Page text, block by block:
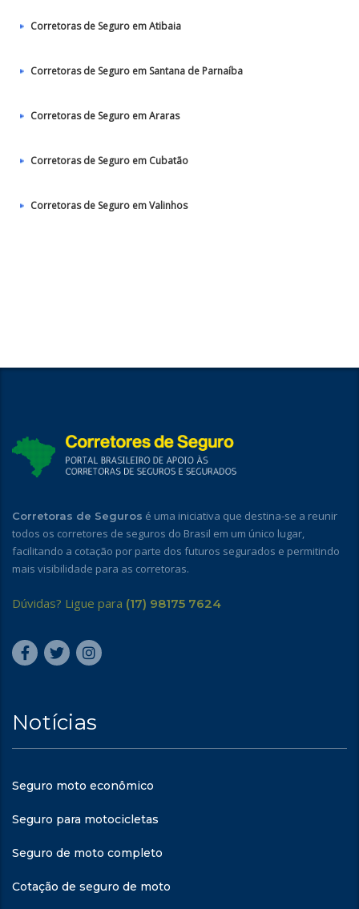
Corretoras de Seguro em Atibaia
Corretoras de Seguro em Santana de Parnaíba
Corretoras de Seguro em Araras
Corretoras de Seguro em Cubatão
Corretoras de Seguro em Valinhos
Corretoras de Seguros é uma iniciativa que destina-se a reunir
todos os corretores de seguros do Brasil em um único lugar,
facilitando a cotação por parte dos futuros segurados e permitindo
mais visibilidade para as corretoras.
Dúvidas? Ligue para (17) 98175 7624
Notícias
Seguro moto econômico
Seguro para motocicletas
Seguro de moto completo
Cotação de seguro de moto